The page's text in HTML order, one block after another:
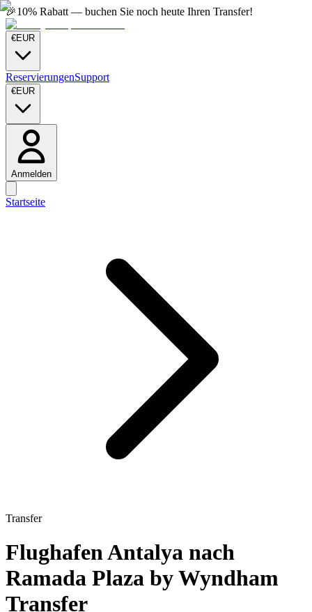
🎉10% Rabatt — buchen Sie noch heute Ihren Transfer!
€EUR
ReservierungenSupport
€EUR
Anmelden
Startseite
Transfer
Flughafen Antalya nach
Ramada Plaza by Wyndham
Transfer